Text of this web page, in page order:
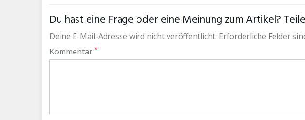
Du hast eine Frage oder eine Meinung zum Artikel?
Deine E-Mail-Adresse wird nicht veröffentlicht. Erforderliche Felder
Kommentar *